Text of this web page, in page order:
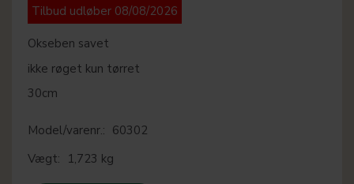
Tilbud udløber 08/08/2026
Okseben savet
ikke røget kun tørret
30cm
Model/varenr.: 60302
Vægt: 1,723 kg